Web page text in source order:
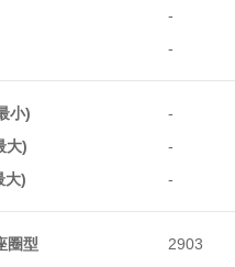
-
-
小)
-
大)
-
大)
-
圈型
2903